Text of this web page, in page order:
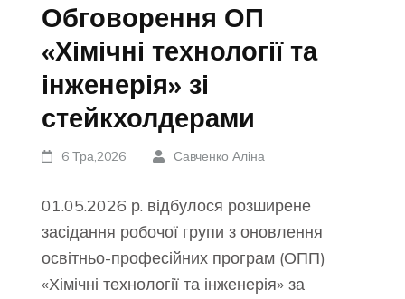
Обговорення ОП
«Хімічні технології та
інженерія» зі
стейкхолдерами
6 Тра,2026 Савченко Аліна
01.05.2026 р. відбулося розширене
засідання робочої групи з оновлення
освітньо-професійних програм (ОПП)
«Хімічні технології та інженерія» за